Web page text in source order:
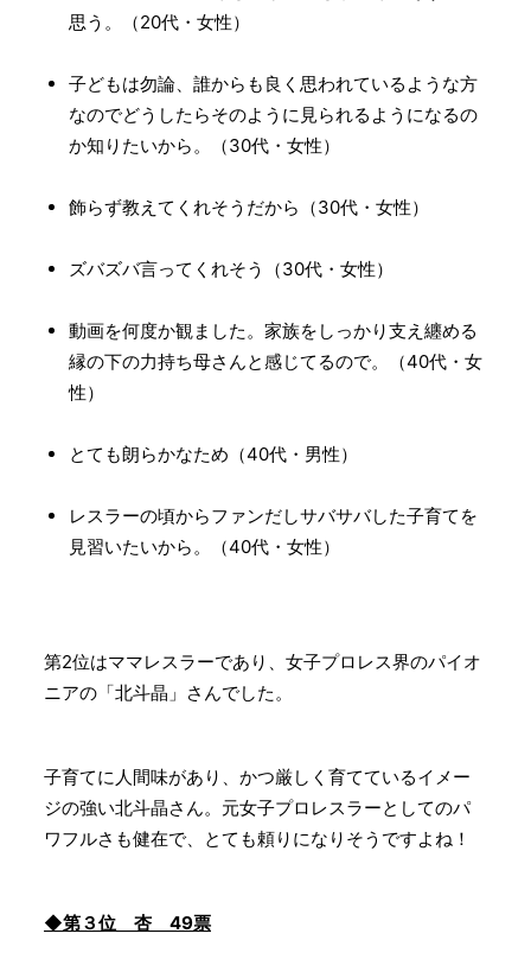
思う。（20代・女性）
子どもは勿論、誰からも良く思われているような方
なのでどうしたらそのように見られるようになるの
か知りたいから。（30代・女性）
飾らず教えてくれそうだから（30代・女性）
ズバズバ言ってくれそう（30代・女性）
動画を何度か観ました。家族をしっかり支え纏める
縁の下の力持ち母さんと感じてるので。（40代・女
性）
とても朗らかなため（40代・男性）
レスラーの頃からファンだしサバサバした子育てを
見習いたいから。（40代・女性）
第2位はママレスラーであり、女子プロレス界のパイオ
ニアの「北斗晶」さんでした。
子育てに人間味があり、かつ厳しく育てているイメー
ジの強い北斗晶さん。元女子プロレスラーとしてのパ
ワフルさも健在で、とても頼りになりそうですよね！
◆第３位 杏 49票